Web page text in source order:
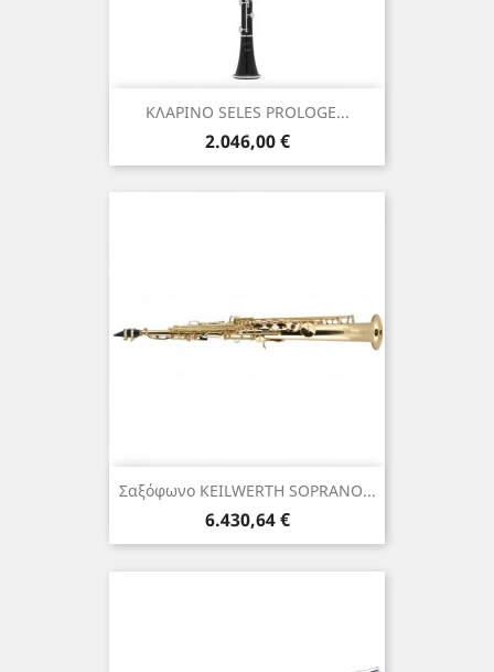
ΚΛΑΡΙΝΟ SELES PROLOGE...
Τιμή
2.046,00 €
Σαξόφωνο KEILWERTH SOPRANO...
Τιμή
6.430,64 €